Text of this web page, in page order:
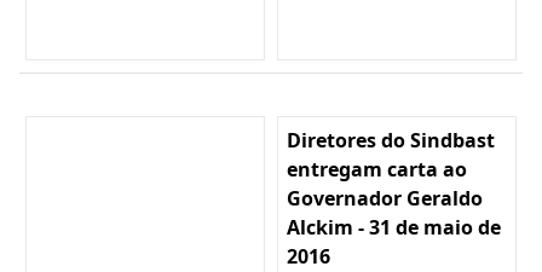
Diretores do Sindbast
entregam carta ao
Governador Geraldo
Alckim - 31 de maio de
2016